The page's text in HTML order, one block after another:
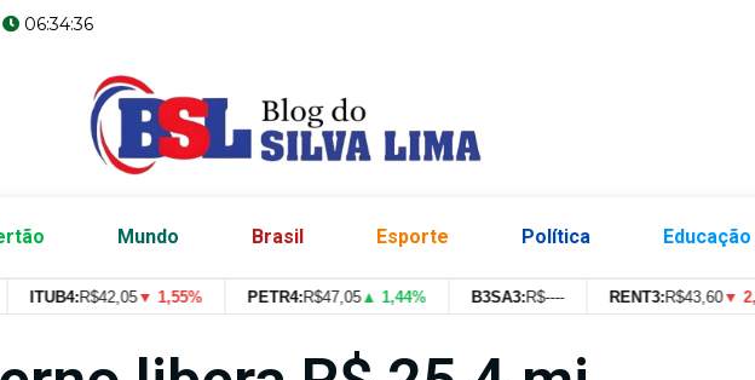
06:34:37
Mundo Brasil Esporte Política Educação
ITUB4:R$42,05▼ 1,55% PETR4:R$47,05▲ 1,44% B3SA3:R$---- RENT3:R$43,60▼ 2,29%